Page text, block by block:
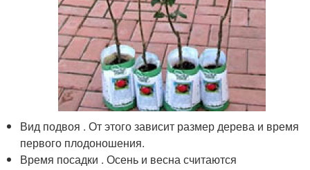
Вид подвоя . От этого зависит размер дерева и время
первого плодоношения.
Время посадки . Осень и весна считаются